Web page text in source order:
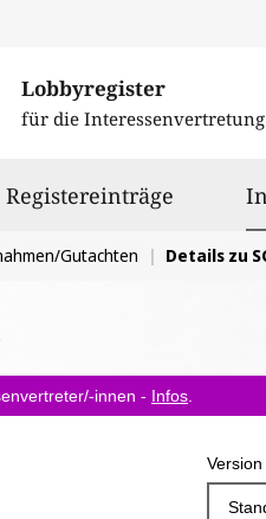
Lobbyregister
für die Interessenvertretung
Registereinträge
Gutachten Details zu
innen - Infos